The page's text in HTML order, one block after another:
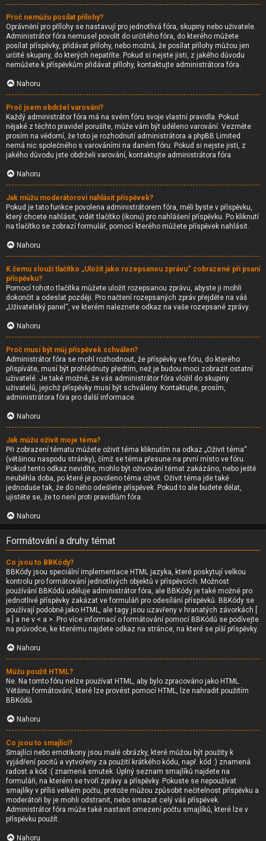
Proč nemůžu posílat přílohy?
Oprávnění pro přílohy se nastavují pro jednotlivá fóra, skupiny nebo uživatele.
Administrátor fóra nemusel povolit do určitého fóra, do kterého můžete
posílat příspěvky, přidávat přílohy, nebo možná, že posílat přílohy můžou jen
určité skupiny, do kterých nepatříte. Pokud si nejste jisti, z jakého důvodu
nemůžete k příspěvkům přidávat přílohy, kontaktujte administrátora fóra.
Nahoru
Proč jsem obdržel varování?
Každý administrátor fóra má na svém fóru svoje vlastní pravidla. Pokud
nějaké z těchto pravidel porušíte, může vám být uděleno varování. Vezměte
prosím na vědomí, že toto je rozhodnutí administrátora a phpBB Limited
nemá nic společného s varováními na daném fóru. Pokud si nejste jisti, z
jakého důvodu jste obdrželi varování, kontaktujte administrátora fóra.
Nahoru
Jak můžu moderátorovi nahlásit příspěvek?
Pokud je tato funkce povolena administrátorem fóra, měli byste v příspěvku,
který chcete nahlásit, vidět tlačítko (ikonu) pro nahlášení příspěvku. Po kliknutí
na tlačítko se zobrazí formulář, pomocí kterého můžete příspěvek nahlásit.
Nahoru
K čemu slouží tlačítko „Uložit jako rozepsanou zprávu“ zobrazené při psaní
příspěvku?
Pomocí tohoto tlačítka můžete uložit rozepsanou zprávu, abyste ji mohli
dokončit a odeslat později. Pro načtení rozepsaných zpráv přejděte na váš
„Uživatelský panel“, ve kterém naleznete odkaz na vaše rozepsané zprávy.
Nahoru
Proč musí být můj příspěvek schválen?
Administrátor fóra se mohl rozhodnout, že příspěvky ve fóru, do kterého
přispíváte, musí být prohlédnuty předtím, než je budou moci zobrazit ostatní
uživatelé. Je také možné, že vás administrátor fóra vložil do skupiny
uživatelů, jejichž příspěvky musí být schváleny. Kontaktujte, prosím,
administrátora fóra pro další informace.
Nahoru
Jak můžu oživit moje téma?
Při zobrazení tématu můžete oživit téma kliknutím na odkaz „Oživit téma“
(většinou naspodu stránky), čímž se téma přesune na první místo ve fóru.
Pokud tento odkaz nevidíte, mohlo být oživování témat zakázáno, nebo ještě
neuběhla doba, po které je povoleno téma oživit. Oživit téma jde také
jednoduše tak, že do něho odešlete příspěvek. Pokud to ale budete dělat,
ujistěte se, že to není proti pravidlům fóra.
Nahoru
Formátování a druhy témat
Co jsou to BBKódy?
BBKódy jsou speciální implementace HTML jazyka, které poskytují velkou
kontrolu pro formátování jednotlivých objektů v příspěvcích. Možnost
používání BBKódů uděluje administrátor fóra, ale BBKódy je také možné pro
jednotlivé příspěvky zakázat ve formuláři pro odesílání příspěvků. BBKódy se
používají podobně jako HTML, ale tagy jsou uzavřeny v hranatých závorkách [
a ] a ne v < a >. Pro více informací o formátování pomocí BBKódů se podívejte
na průvodce, ke kterému najdete odkaz na stránce, na které se píší příspěvky.
Nahoru
Můžu použít HTML?
Ne. Na tomto fóru nelze používat HTML, aby bylo zpracováno jako HTML.
Většinu formátování, které lze provést pomocí HTML, lze nahradit použitím
BBKódů.
Nahoru
Co jsou to smajlíci?
Smajlíci nebo emotikony jsou malé obrázky, které můžou být použity k
vyjádření pocitů a vytvořeny za použití krátkého kódu, např. kód :) znamená
radost a kód :( znamená smutek. Úplný seznam smajlíků najdete na
formuláři, na kterém se tvoří zprávy a příspěvky. Pokuste se nepoužívat
smajlíky v příliš velkém počtu, protože můžou způsobit nečitelnost příspěvku a
moderátoři by je mohli odstranit, nebo smazat celý váš příspěvek.
Administrátor fóra může také nastavit omezení počtu smajlíků, které lze v
příspěvku použít.
Nahoru